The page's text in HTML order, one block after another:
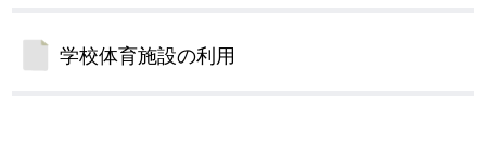
学校体育施設の利用